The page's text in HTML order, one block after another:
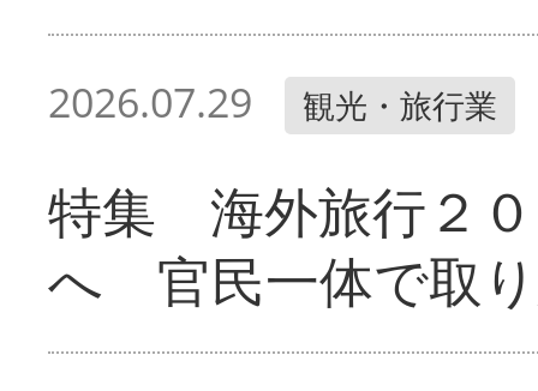
2026.07.29 観光・旅行業
特集 海外旅行２
へ 官民一体で取